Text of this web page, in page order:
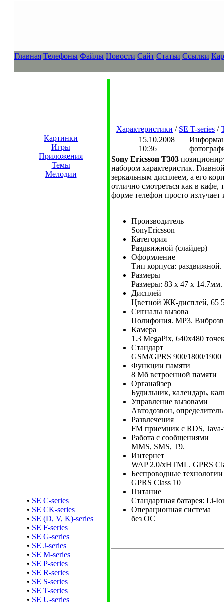
Главная Телефоны Файлы Новости Сайт Статьи Ссылки
Картинки
Игры
Приложения
Темы
Мелодии
• SE C-series
• SE CK-series
• SE (D, V, K)-series
• SE F-series
• SE G-series
• SE J-series
• SE M-series
• SE P-series
• SE R-series
• SE S-series
• SE T-series
• SE U-series
Характеристики / SE T-series /
15.10.2008
10:36
Sony Ericsson T303
набором характеристик.
зеркальным дисплеем, а его
отлично смотреться как в
форме телефон просто излучает
Производитель
SonyEricsson
Категория
Раздвижной (слайдер)
Оформление
Тип корпуса:
Размеры
Размеры: 83 x 47 x 14.7мм.
Дисплей
Цветной ЖК-дисплей, 65
Сигналы вызова
Полифония. MP3.
Камера
1.3 MegaPix, 640x480
Стандарт
GSM/GPRS 900/1800/1900
Функции памяти
8 Мб встроенной памяти
Органайзер
Будильник, календарь,
Управление вызовами
Автодозвон,
Развлечения
FM приемник с RDS,
Работа с сообщениями
MMS, SMS, Т9.
Интернет
WAP 2.0/xHTML. GPRS
Беспроводные технологии
GPRS Class 10
Питание
Стандартная батарея: Li-
Операционная система
без ОС